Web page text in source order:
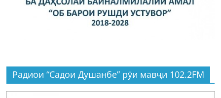
Радиои “Садои Душанбе” рӯи мавҷи 102.2FM